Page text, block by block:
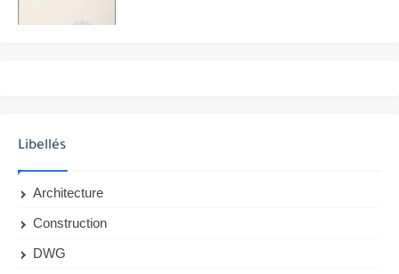
Libellés
Architecture
Construction
DWG